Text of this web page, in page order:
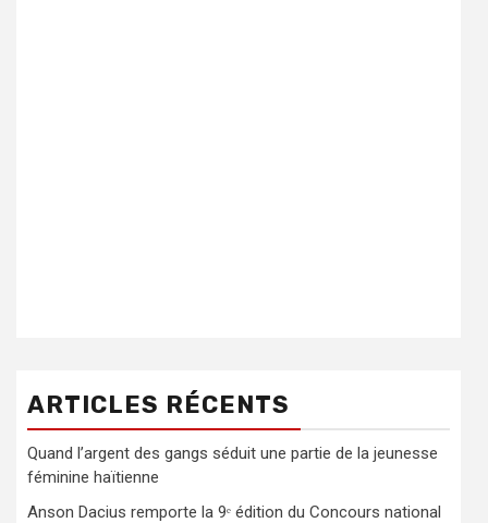
ARTICLES RÉCENTS
Quand l’argent des gangs séduit une partie de la jeunesse
féminine haïtienne
Anson Dacius remporte la 9ᵉ édition du Concours national